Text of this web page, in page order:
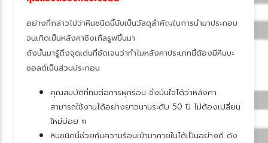
อย่างที่กล่าวไปว่าหินชนิดนี้นับเป็นวัสดุสำคัญในการนำมาประกอบ
จนเกิดเป็นหลังคาชิงเกิ้ลรูฟขึ้นมา
ดังนั้นมารู้ถึงจุดเด่นที่ชัดเจนว่าทำไมหลังคาประเภทนี้ต้องมีหินบะ
ซอลต์เป็นส่วนประกอบ
คุณสมบัติที่ทนต่อการผุกร่อน จึงมั่นใจได้ว่าหลังคา
สามารถใช้งานได้อย่างยาวนานระดับ 50 ปี ไม่ต้องเปลี่ยน
หม่บ่อย ๆ
หินชนิดนี้ช่วยกันความร้อนเข้ามาภายในได้เป็นอย่างดี ดัง